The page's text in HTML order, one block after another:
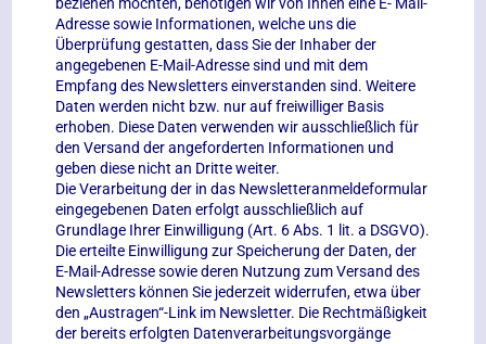
Adresse sowie Informationen, welche uns die
Überprüfung gestatten, dass Sie der Inhaber der
angegebenen E-Mail-Adresse sind und mit dem
Empfang des Newsletters einverstanden sind. Weitere
Daten werden nicht bzw. nur auf freiwilliger Basis
erhoben. Diese Daten verwenden wir ausschließlich für
den Versand der angeforderten Informationen und
geben diese nicht an Dritte weiter.
Die Verarbeitung der in das Newsletteranmeldeformular
eingegebenen Daten erfolgt ausschließlich auf
Grundlage Ihrer Einwilligung (Art. 6 Abs. 1 lit. a DSGVO).
Die erteilte Einwilligung zur Speicherung der Daten, der
E-Mail-Adresse sowie deren Nutzung zum Versand des
Newsletters können Sie jederzeit widerrufen, etwa über
den „Austragen“-Link im Newsletter. Die Rechtmäßigkeit
der bereits erfolgten Datenverarbeitungsvorgänge